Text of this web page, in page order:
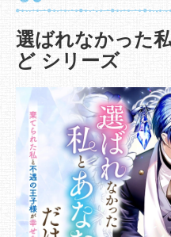
選ばれなかった
ど シリーズ